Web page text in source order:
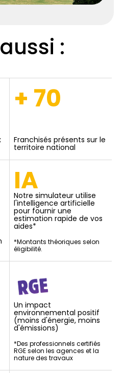
:
+ 70
Franchisés présents sur le
territoire national
IA
Notre simulateur utilise
l'intelligence artificielle
pour fournir une
estimation rapide de vos
aides*
*Montants théoriques selon
éligibilité.
Un impact
environnemental positif
(moins d'énergie, moins
d'émissions)
*Des professionnels certifiés
RGE selon les agences et la
nature des travaux